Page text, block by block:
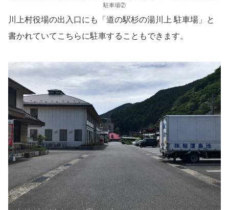
駐車場②
川上村役場の出入口にも「道の駅杉の湯川上 駐車場」と
書かれていてこちらに駐車することもできます。